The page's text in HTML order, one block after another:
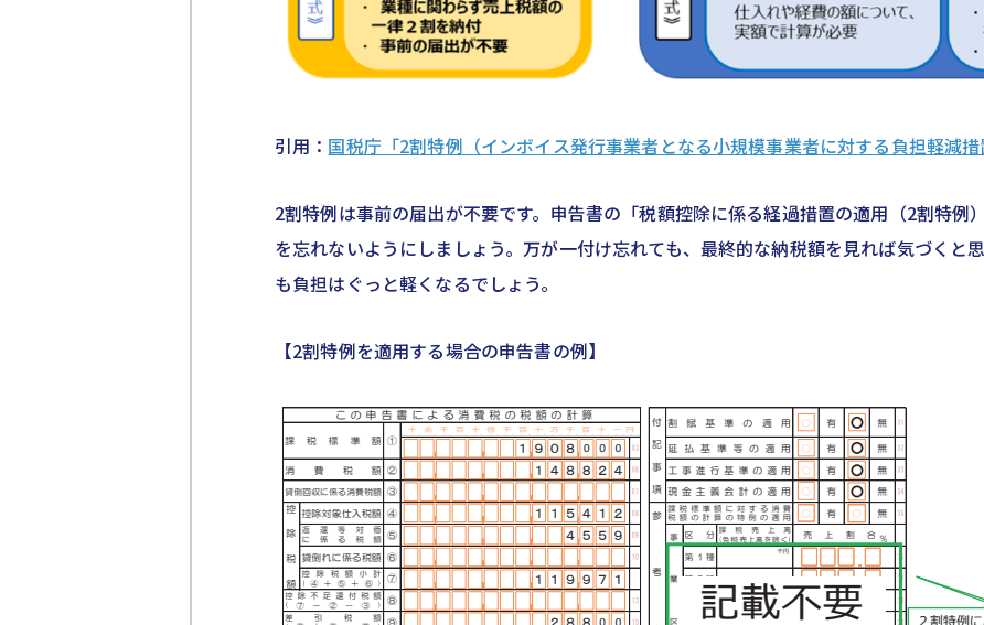
引用： 国税庁「2割特例（インボイス発行事業者となる小規模事業者に対する負担軽減措
2割特例は事前の届出が不要です。申告書の「税額控除に係る経過措置の適用（2割特例
を忘れないようにしましょう。万が一付け忘れても、最終的な納税額を見れば気づくと
も負担はぐっと軽くなるでしょう。
【2割特例を適用する場合の申告書の例】